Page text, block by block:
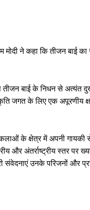
मोदी ने कहा कि तीजन बाई
तीजन बाई के निधन से
जगत के लिए एक अपूरणीय
के क्षेत्र में अपनी गायकी
और अंतर्राष्ट्रीय स्तर पर
संवेदनाएं उनके परिजनों